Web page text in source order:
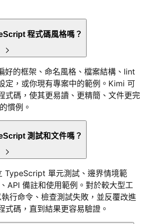
程式碼風格嗎？
好的框架、命名風格、檔案結構、lint
，或你現有專案中的範例。Kimi 可
碼，使其更易讀、更精簡、文件更完
慣例。
測試和文件嗎？
TypeScript 單元測試、邊界情境範
API 備註和使用範例。對於較大型工
行命令、檢查測試失敗，並反覆改進
碼，直到結果更容易驗證。